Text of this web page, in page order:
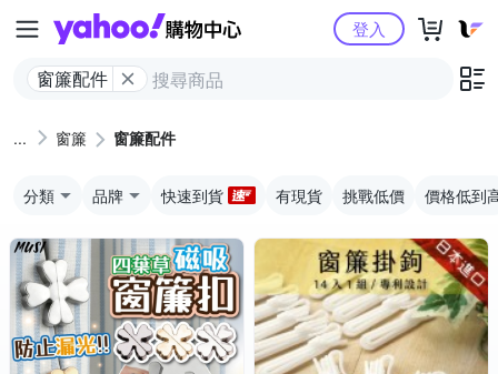
Yahoo購物中心
窗簾配件
登入
窗簾 窗簾配件
分類 品牌 快速到貨 有現貨 挑戰低價 價格低到